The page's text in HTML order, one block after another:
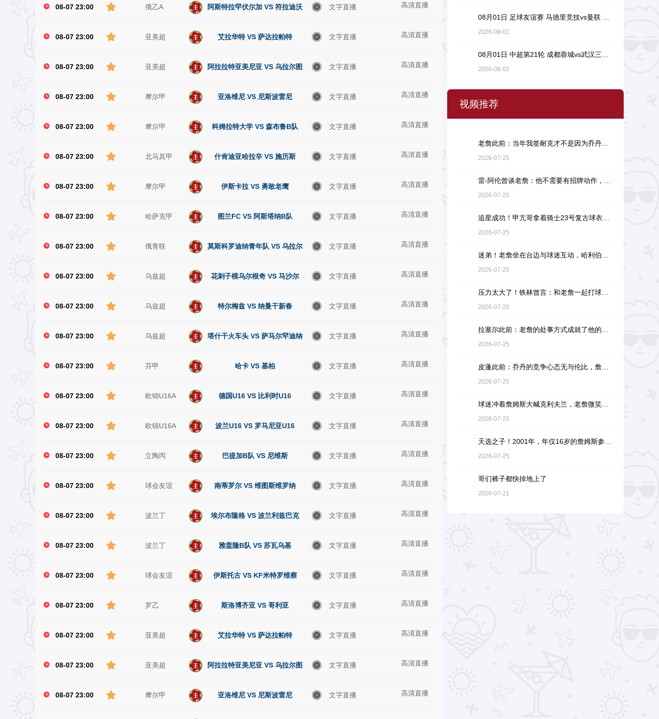
08-07 23:00 俄乙A 阿斯特拉罕伏尔加 VS 符拉迪沃
斯托克迪纳摩
文字直播 高清直播
08-07 23:00 亚美超 艾拉华特 VS 萨达拉帕特 文字直播 高清直播
08-07 23:00 亚美超 阿拉拉特亚美尼亚 VS 乌拉尔图 文字直播 高清直播
08-07 23:00 摩尔甲 亚洛维尼 VS 尼斯波雷尼 文字直播 高清直播
08-07 23:00 摩尔甲 科姆拉特大学 VS 森布鲁B队 文字直播 高清直播
08-07 23:00 北马其甲 什肯迪亚哈拉辛 VS 施历斯 文字直播 高清直播
08-07 23:00 摩尔甲 伊斯卡拉 VS 勇敢老鹰 文字直播 高清直播
08-07 23:00 哈萨克甲 图兰FC VS 阿斯塔纳B队 文字直播 高清直播
08-07 23:00 俄青联 莫斯科罗迪纳青年队 VS 乌拉尔
青年队
文字直播 高清直播
08-07 23:00 乌兹超 花刺子模乌尔根奇 VS 马沙尔 文字直播 高清直播
08-07 23:00 乌兹超 特尔梅兹 VS 纳曼干新春 文字直播 高清直播
08-07 23:00 乌兹超 塔什干火车头 VS 萨马尔罕迪纳
摩
文字直播 高清直播
08-07 23:00 芬甲 哈卡 VS 基柏 文字直播 高清直播
08-07 23:00 欧锦U16A 德国U16 VS 比利时U16 文字直播 高清直播
08-07 23:00 欧锦U16A 波兰U16 VS 罗马尼亚U16 文字直播 高清直播
08-07 23:00 立陶丙 巴提加B队 VS 尼维斯 文字直播 高清直播
08-07 23:00 球会友谊 南蒂罗尔 VS 维图斯维罗纳 文字直播 高清直播
08-07 23:00 波兰丁 埃尔布隆格 VS 波兰利兹巴克 文字直播 高清直播
08-07 23:00 波兰丁 雅盖隆B队 VS 苏瓦乌基 文字直播 高清直播
08-07 23:00 球会友谊 伊斯托古 VS KF米特罗维察 文字直播 高清直播
08-07 23:00 罗乙 斯洛博齐亚 VS 哥利亚 文字直播 高清直播
08-07 23:00 亚美超 艾拉华特 VS 萨达拉帕特 文字直播 高清直播
08-07 23:00 亚美超 阿拉拉特亚美尼亚 VS 乌拉尔图 文字直播 高清直播
08-07 23:00 摩尔甲 亚洛维尼 VS 尼斯波雷尼 文字直播 高清直播
2026-08-02
2026-08-02
视频推荐
2026-07-25
2026-07-25
2026-07-25
2026-07-25
2026-07-25
2026-07-25
2026-07-25
2026-07-25
2026-07-25
哥们裤子都快掉地上了
2026-07-21